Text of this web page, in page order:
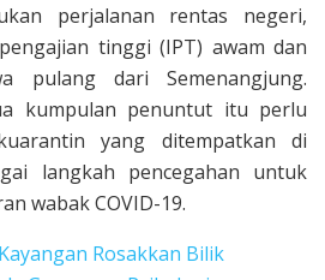
perjalanan rentas negeri,
tinggi (IPT) awam dan
pulang dari Semenangjung.
kumpulan penuntut itu perlu
yang ditempatkan di
langkah pencegahan untuk
wabak COVID-19.
Rosakkan Bilik